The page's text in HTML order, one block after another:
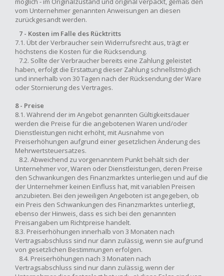
vom Unternehmer genannten Anweisungen an diesen
zurückgesandt werden.
7 - Kosten im Falle des Rücktritts
7.1. Übt der Verbraucher sein Widerrufsrecht aus, trägt er
höchstens die Kosten für die Rücksendung.
7.2. Sollte der Verbraucher bereits eine Zahlung geleistet
haben, erfolgt die Erstattung dieser Zahlung schnellstmöglich
und innerhalb von 30 Tagen nach der Rücksendung der Ware
oder Stornierung des Vertrages.
8 - Preise
8.1. Während der im Angebot genannten Gültigkeitsdauer
werden die Preise für die angebotenen Waren und/oder
Dienstleistungen nicht erhöht, mit Ausnahme von
Preiserhöhungen aufgrund einer gesetzlichen Änderung des
Mehrwertsteuersatzes.
8.2. Abweichend zu vorgenanntem Punkt behält sich der
Unternehmer vor, Waren oder Dienstleistungen, deren Preise
den Schwankungen des Finanzmarktes unterliegen und auf die
der Unternehmer keinen Einfluss hat, mit variablen Preisen
anzubieten. Bei den jeweiligen Angeboten ist angegeben, ob
ein Preis den Schwankungen des Finanzmarktes unterliegt,
ebenso der Hinweis, dass es sich bei den genannten
Preisangaben um Richtpreise handelt.
8.3. Preiserhöhungen innerhalb von 3 Monaten nach
Vertragsabschluss sind nur dann zulässig, wenn sie aufgrund
von gesetzlichen Bestimmungen erfolgen.
8.4. Preiserhöhungen nach 3 Monaten nach
Vertragsabschluss sind nur dann zulässig, wenn der